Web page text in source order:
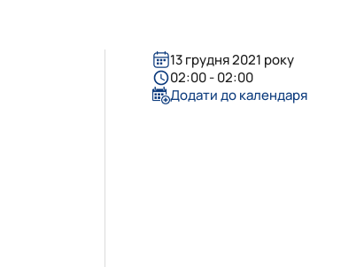
13 грудня 2021 року
02:00 - 02:00
Додати до календаря